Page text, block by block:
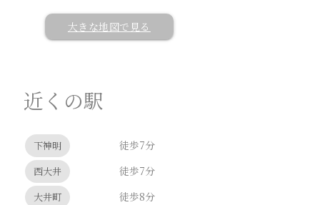
大きな地図で見る
近くの駅
下神明 徒歩7分
西大井 徒歩7分
大井町 徒歩8分